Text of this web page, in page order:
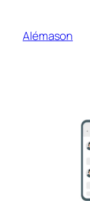
contenu
Alémason